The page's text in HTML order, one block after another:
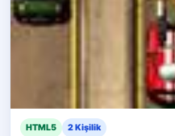
HTML5 2 Kişilik